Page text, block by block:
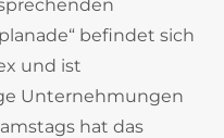
befindet sich
und ist
Unternehmungen
hat das